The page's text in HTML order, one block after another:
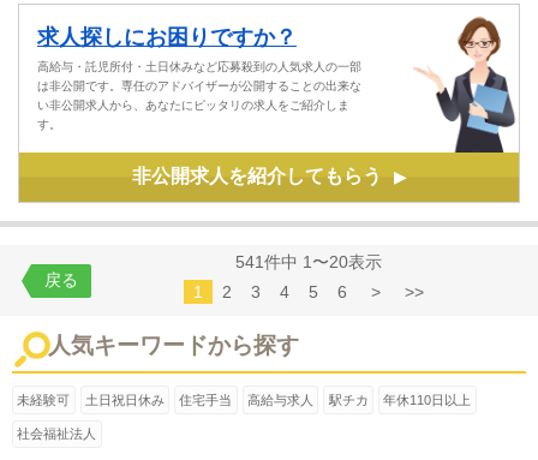
求人探しにお困りですか？
高給与・託児所付・土日休みなど応募殺到の人気求人の一部
は非公開です。専任のアドバイザーが公開することの出来な
い非公開求人から、あなたにピッタリの求人をご紹介しま
す。
非公開求人を紹介してもらう ▶
541件中 1〜20表示
1
2 3 4 5 6 > >>
戻る
人気キーワードから探す
未経験可 土日祝日休み 住宅手当 高給与求人 駅チカ 年休110日以上
社会福祉法人